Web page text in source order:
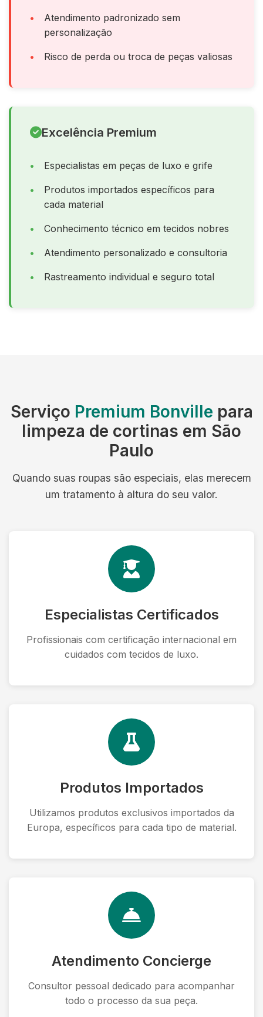
Atendimento padronizado sem
personalização
Risco de perda ou troca de peças valiosas
Excelência Premium
Especialistas em peças de luxo e grife
Produtos importados específicos para
cada material
Conhecimento técnico em tecidos nobres
Atendimento personalizado e consultoria
Rastreamento individual e seguro total
Serviço Premium Bonville para
limpeza de cortinas em São
Paulo
Quando suas roupas são especiais, elas merecem
um tratamento à altura do seu valor.
Especialistas Certificados
Profissionais com certificação internacional em
cuidados com tecidos de luxo.
Produtos Importados
Utilizamos produtos exclusivos importados da
Europa, específicos para cada tipo de material.
Atendimento Concierge
Consultor pessoal dedicado para acompanhar
todo o processo da sua peça.